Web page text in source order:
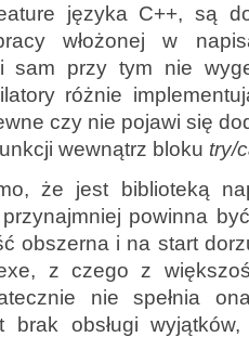
języka C++, są
włożonej w
sam przy tym nie
różnie
czy nie pojawi się
wewnątrz bloku try/
że jest biblioteką
powinna
obszerna i na start
z czego z
nie spełnia
brak obsługi